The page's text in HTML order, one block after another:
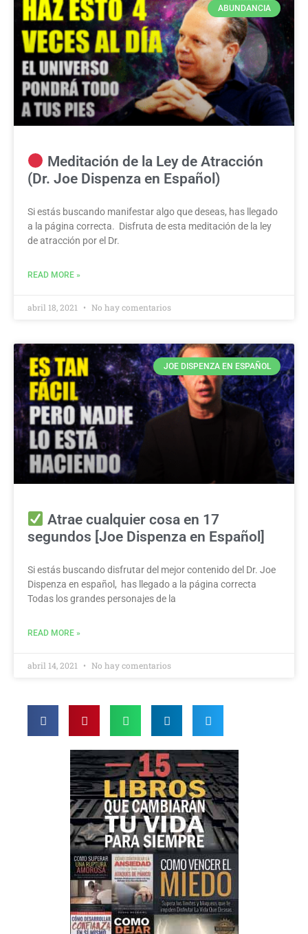
ABUNDANCIA
Meditación de la Ley de Atracción
(Dr. Joe Dispenza en Español)
Si estás buscando manifestar algo que deseas, has llegado
a la página correcta. Disfruta de esta meditación de la ley
de atracción por el Dr.
READ MORE »
abril 18, 2021 No hay comentarios
JOE DISPENZA EN ESPAÑOL
Atrae cualquier cosa en 17
segundos [Joe Dispenza en Español]
Si estás buscando disfrutar del mejor contenido del Dr. Joe
Dispenza en español, has llegado a la página correcta
Todas los grandes personajes de la
READ MORE »
abril 14, 2021 No hay comentarios